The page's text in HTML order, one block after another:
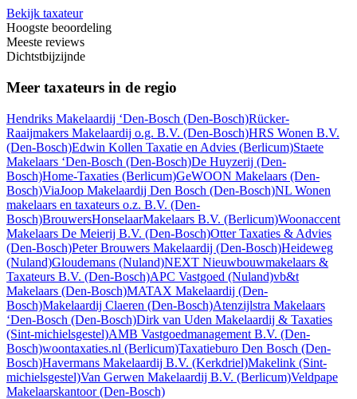
Bekijk taxateur
Hoogste beoordeling
Meeste reviews
Dichtstbijzijnde
Meer taxateurs in de regio
Hendriks Makelaardij ‘Den-Bosch (Den-Bosch)Rücker-
Raaijmakers Makelaardij o.g. B.V. (Den-Bosch)HRS Wonen B.V.
(Den-Bosch)Edwin Kollen Taxatie en Advies (Berlicum)Staete
Makelaars ‘Den-Bosch (Den-Bosch)De Huyzerij (Den-
Bosch)Home-Taxaties (Berlicum)GeWOON Makelaars (Den-
Bosch)ViaJoop Makelaardij Den Bosch (Den-Bosch)NL Wonen
makelaars en taxateurs o.z. B.V. (Den-
Bosch)BrouwersHonselaarMakelaars B.V. (Berlicum)Woonaccent
Makelaars De Meierij B.V. (Den-Bosch)Otter Taxaties & Advies
(Den-Bosch)Peter Brouwers Makelaardij (Den-Bosch)Heideweg
(Nuland)Gloudemans (Nuland)NEXT Nieuwbouwmakelaars &
Taxateurs B.V. (Den-Bosch)APC Vastgoed (Nuland)vb&t
Makelaars (Den-Bosch)MATAX Makelaardij (Den-
Bosch)Makelaardij Claeren (Den-Bosch)Atenzijlstra Makelaars
‘Den-Bosch (Den-Bosch)Dirk van Uden Makelaardij & Taxaties
(Sint-michielsgestel)AMB Vastgoedmanagement B.V. (Den-
Bosch)woontaxaties.nl (Berlicum)Taxatieburo Den Bosch (Den-
Bosch)Havermans Makelaardij B.V. (Kerkdriel)Makelink (Sint-
michielsgestel)Van Gerwen Makelaardij B.V. (Berlicum)Veldpape
Makelaarskantoor(Den-Bosch)